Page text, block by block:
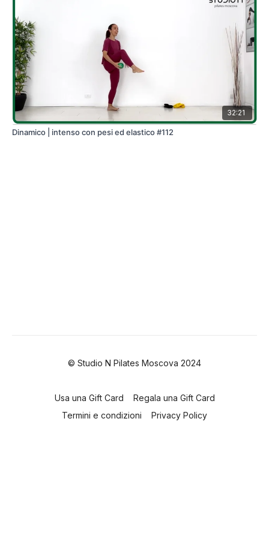
32:21
Dinamico | intenso con pesi ed elastico #112
© Studio N Pilates Moscova 2024
Usa una Gift Card
Regala una Gift Card
Termini e condizioni
Privacy Policy